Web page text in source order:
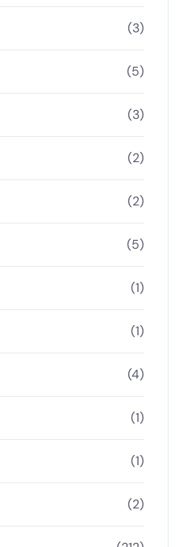
(3)
(5)
(3)
(2)
(2)
(5)
(1)
(1)
(4)
(1)
(1)
(2)